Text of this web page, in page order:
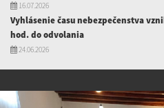
16.07.2026
Vyhlásenie času nebezpečenstva
hod. do odvolania
24.06.2026